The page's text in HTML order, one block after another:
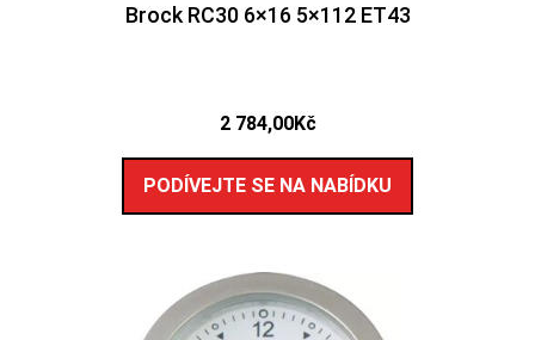
Brock RC30 6×16 5×112 ET43
2 784,00Kč
PODÍVEJTE SE NA NABÍDKU